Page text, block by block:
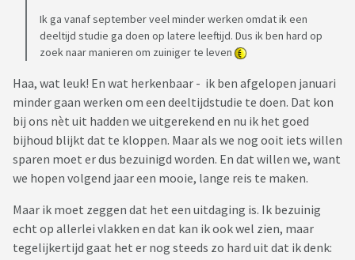
Ik ga vanaf september veel minder werken omdat ik een
deeltijd studie ga doen op latere leeftijd. Dus ik ben hard op
zoek naar manieren om zuiniger te leven
Haa, wat leuk! En wat herkenbaar - ik ben afgelopen januari
minder gaan werken om een deeltijdstudie te doen. Dat kon
bij ons nèt uit hadden we uitgerekend en nu ik het goed
bijhoud blijkt dat te kloppen. Maar als we nog ooit iets willen
sparen moet er dus bezuinigd worden. En dat willen we, want
we hopen volgend jaar een mooie, lange reis te maken.
Maar ik moet zeggen dat het een uitdaging is. Ik bezuinig
echt op allerlei vlakken en dat kan ik ook wel zien, maar
tegelijkertijd gaat het er nog steeds zo hard uit dat ik denk: